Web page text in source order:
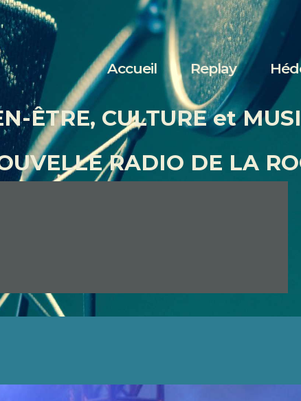
Accueil Replay
ÊTRE, CULTURE et
RADIO DE LA
Accueil
Replay
Hédonia
Nous écouter